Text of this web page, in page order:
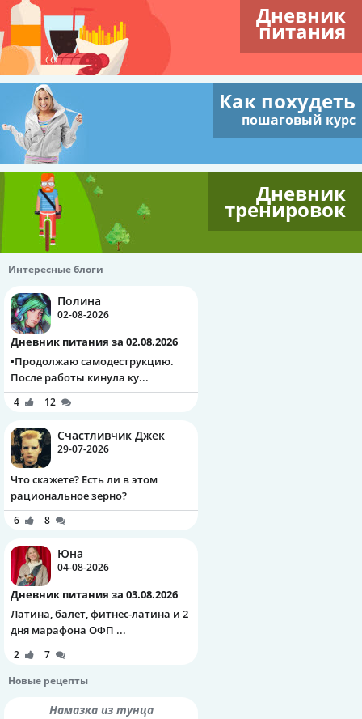
Дневник
питания
Как похудеть
пошаговый курс
Дневник
тренировок
Интересные блоги
Полина
02-08-2026
Дневник питания за 02.08.2026
▪️Продолжаю самодеструкцию.
После работы кинула ку...
4 12
Счастливчик Джек
29-07-2026
Что скажете? Есть ли в этом
рациональное зерно?
6 8
Юна
04-08-2026
Дневник питания за 03.08.2026
Латина, балет, фитнес-латина и 2
дня марафона ОФП ...
2
7
Новые рецепты
Намазка из тунца